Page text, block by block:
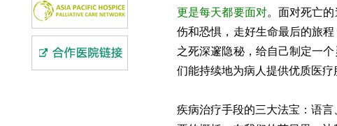
更是每天都要面对。面对死亡
伤和恐惧，走好生命最后的旅
之死深邃隐秘，给自己制定一
们能持续地为病人提供优质医疗
疾病治疗手段的三大法宝：语